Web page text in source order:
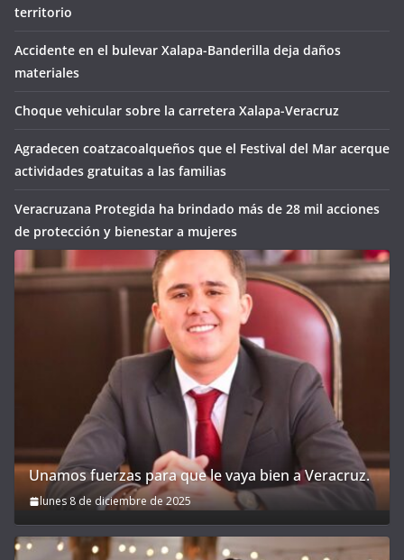
territorio
Accidente en el bulevar Xalapa-Banderilla deja daños
materiales
Choque vehicular sobre la carretera Xalapa-Veracruz
Agradecen coatzacoalqueños que el Festival del Mar acerque
actividades gratuitas a las familias
Veracruzana Protegida ha brindado más de 28 mil acciones
de protección y bienestar a mujeres
Unamos fuerzas para que le vaya bien a Veracruz.
lunes 8 de diciembre de 2025